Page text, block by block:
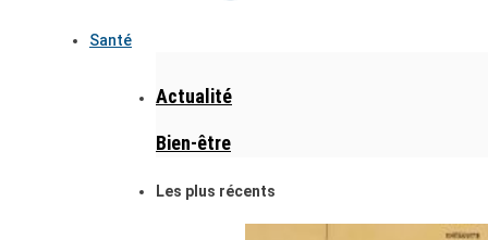
Santé
Actualité
Bien-être
Les plus récents